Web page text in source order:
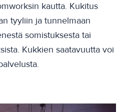
kautta. Kukitus
tyyliin ja tunnelmaan
somistuksesta tai
Kukkien saatavuutta voi